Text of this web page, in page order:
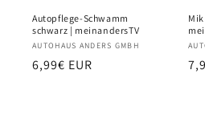
Autopflege-Schwamm
schwarz | meinandersTV
Anbieter:
AUTOHAUS ANDERS GMBH
Normaler
6,99€ EUR